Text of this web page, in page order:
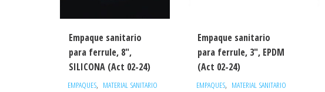
Empaque sanitario
para ferrule, 8″,
SILICONA (Act 02-24)
EMPAQUES, MATERIAL SANITARIO
Empaque sanitario
para ferrule, 3″, EPDM
(Act 02-24)
EMPAQUES, MATERIAL SANITARIO